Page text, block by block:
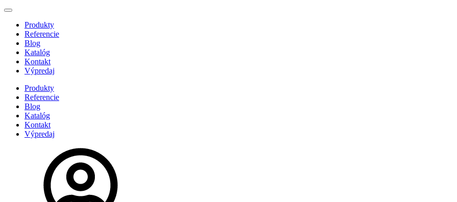
Produkty
Referencie
Blog
Katalóg
Kontakt
Výpredaj
Produkty
Referencie
Blog
Katalóg
Kontakt
Výpredaj